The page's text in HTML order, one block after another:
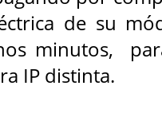
de su
minutos,
IP distinta.